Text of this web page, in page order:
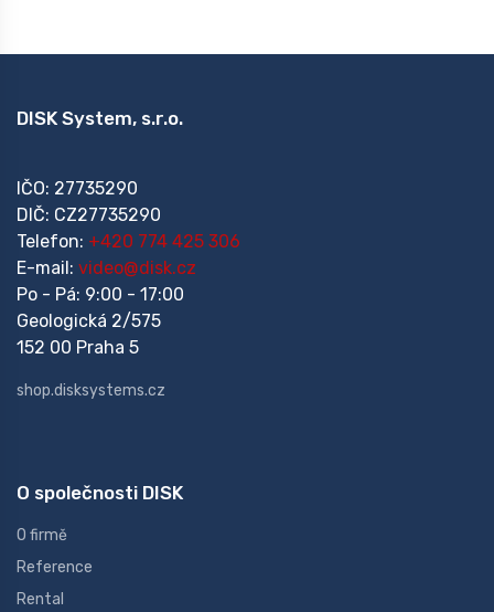
DISK System, s.r.o.
IČO: 27735290
DIČ: CZ27735290
Telefon: +420 774 425 306
E-mail: video@disk.cz
Po - Pá: 9:00 - 17:00
Geologická 2/575
152 00 Praha 5
shop.disksystems.cz
O společnosti DISK
O firmě
Reference
Rental